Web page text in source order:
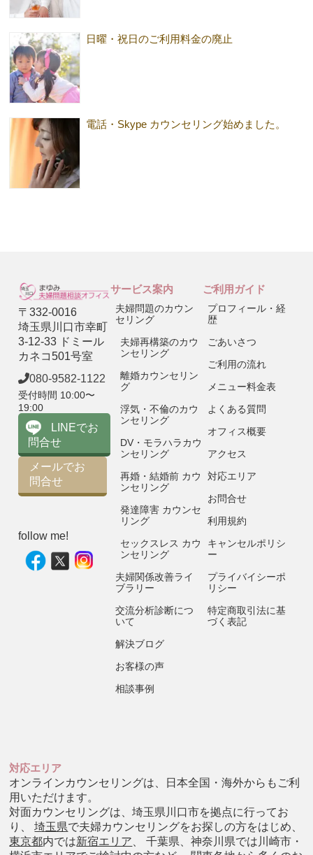
日曜・祝日のご利用料金の廃止
電話・Skype カウンセリング始めました。
〒332-0016
埼玉県川口市幸町
3-12-33 ドミール
カネコ501号室
080-9582-1122
受付時間 10:00〜
19:00
LINEでお
問合せ
メールでお
問合せ
follow me!
サービス案内
夫婦問題のカウン
セリング
夫婦再構築のカウ
ンセリング
離婚カウンセリン
グ
浮気・不倫のカウ
ンセリング
DV・モラハラカウ
ンセリング
再婚・結婚前 カウ
ンセリング
発達障害 カウンセ
リング
セックスレス カウ
ンセリング
夫婦関係改善ライ
ブラリー
交流分析診断につ
いて
解決ブログ
お客様の声
相談事例
ご利用ガイド
プロフィール・経
歴
ごあいさつ
ご利用の流れ
メニュー料金表
よくある質問
オフィス概要
アクセス
対応エリア
お問合せ
利用規約
キャンセルポリシ
ー
プライバイシーポ
リシー
特定商取引法に基
づく表記
対応エリア
オンラインカウンセリングは、日本全国・海外からもご利
用いただけます。
対面カウンセリングは、埼玉県川口市を拠点に行ってお
り、埼玉県で夫婦カウンセリングをお探しの方をはじめ、
東京都内では新宿エリア 、 千葉県、神奈川県では川崎市・